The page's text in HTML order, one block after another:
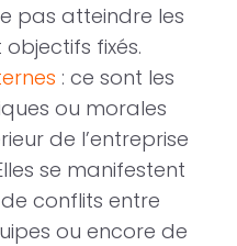
pas atteindre les
fixés.
: ce sont les
ou morales
de l’entreprise
se manifestent
conflits entre
ou encore de